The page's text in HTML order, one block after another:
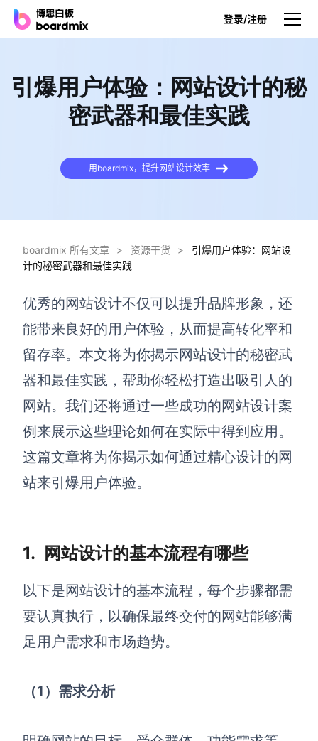
登录/注册
产品
博思白板
博思白板SDK
博思白板离线版
博思设计
一体化产品设计工具
博思AIPPT
AI生成PPT，支持在线编辑
资源与下载
向团队介绍
博思白板boardmix
下载
高效协作
引爆用户体验：网站设计的秘
密武器和最佳实践
用boardmix，提升网站设计效率
boardmix 所有文章 > 资源干货 >
引爆用户体验：网站设
计的秘密武器和最佳实践
优秀的网站设计不仅可以提升品牌形象，还
能带来良好的用户体验，从而提高转化率和
留存率。本文将为你揭示网站设计的秘密武
器和最佳实践，帮助你轻松打造出吸引人的
网站。 我们还将通过一些成功的网站设计案
例来展示这些理论如何在实际中得到应用。
这篇文章将为你揭示如何通过精心设计的网
站来引爆用户体验。
1. 网站设计的基本流程有哪些
以下是网站设计的基本流程，每个步骤都需
要认真执行，以确保最终交付的网站能够满
足用户需求和市场趋势。
（1）需求分析